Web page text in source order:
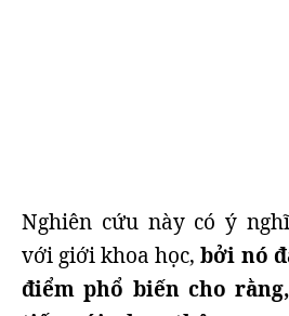
Nghiên cứu này có ý
với giới khoa học, bởi nó
điểm phổ biến cho